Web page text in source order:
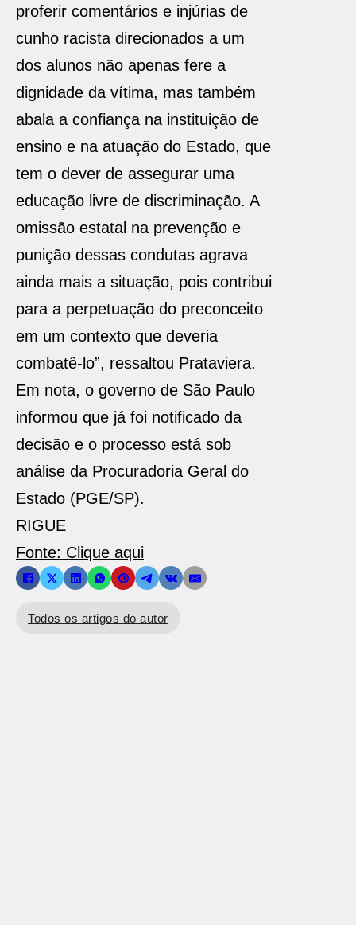
proferir comentários e injúrias de
cunho racista direcionados a um
dos alunos não apenas fere a
dignidade da vítima, mas também
abala a confiança na instituição de
ensino e na atuação do Estado, que
tem o dever de assegurar uma
educação livre de discriminação. A
omissão estatal na prevenção e
punição dessas condutas agrava
ainda mais a situação, pois contribui
para a perpetuação do preconceito
em um contexto que deveria
combatê-lo”, ressaltou Prataviera.
Em nota, o governo de São Paulo
informou que já foi notificado da
decisão e o processo está sob
análise da Procuradoria Geral do
Estado (PGE/SP).
RIGUE
Fonte: Clique aqui
Todos os artigos do autor